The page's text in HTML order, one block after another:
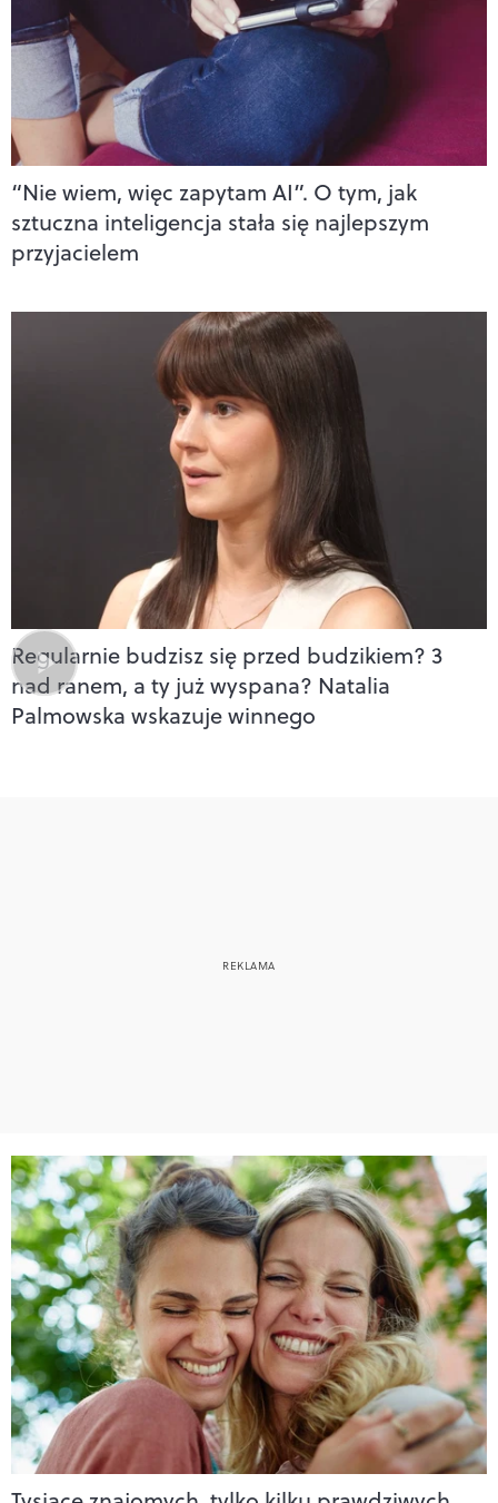
“Nie wiem, więc zapytam AI”. O tym, jak
sztuczna inteligencja stała się najlepszym
przyjacielem
Regularnie budzisz się przed budzikiem? 3
nad ranem, a ty już wyspana? Natalia
Palmowska wskazuje winnego